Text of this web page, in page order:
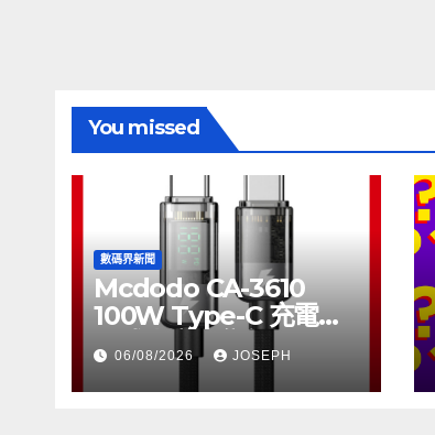
You missed
數碼界新聞
Mcdodo CA-3610
100W Type-C 充電線
正式上市，售價
HK$115
06/08/2026 JOSEPH